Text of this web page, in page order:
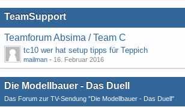
TeamSupport
Teamforum Absima / Team C
tc10 wer hat setup tipps für Teppich
mailman - 16. Februar 2016
Die Modellbauer - Das Duell
Das Forum zur TV-Sendung "Die Modellbauer - Das Duell"